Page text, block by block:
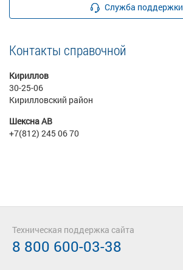
Служба поддержки
Контакты справочной
Кириллов
30-25-06
Кирилловский район
Шексна АВ
+7(812) 245 06 70
Техническая поддержка сайта
8 800 600-03-38